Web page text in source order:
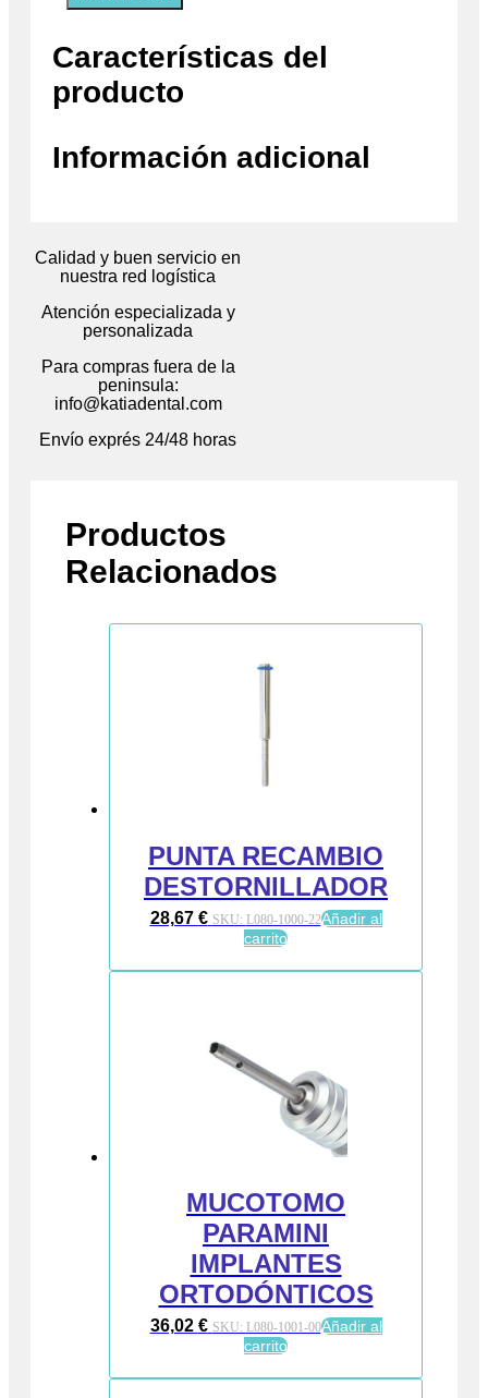
Características del
producto
Información adicional
Calidad y buen servicio en
nuestra red logística
Atención especializada y
personalizada
Para compras fuera de la
peninsula:
info@katiadental.com
Envío exprés 24/48 horas
Productos
Relacionados
PUNTA RECAMBIO
DESTORNILLADOR
28,67 € SKU: L080-1000-22Añadir al
carrito
MUCOTOMO
PARAMINI
IMPLANTES
ORTODÓNTICOS
36,02 € SKU: L080-1001-00Añadir al
carrito